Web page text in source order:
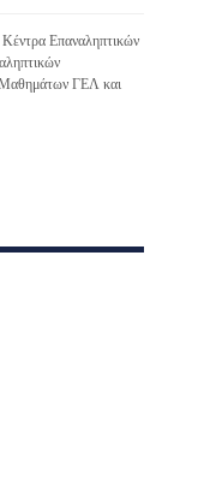
Επαναληπτικών
ΓΕΛ και